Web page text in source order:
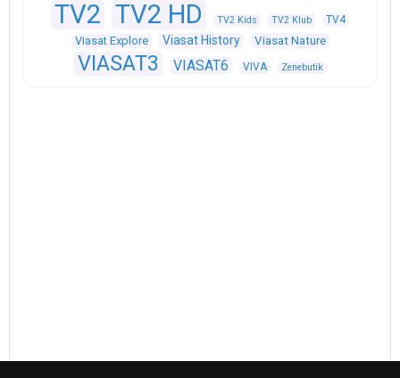
TV2 TV2 HD TV2 Kids TV2 Klub TV4
Viasat Explore Viasat History Viasat Nature
VIASAT3 VIASAT6 VIVA Zenebutik